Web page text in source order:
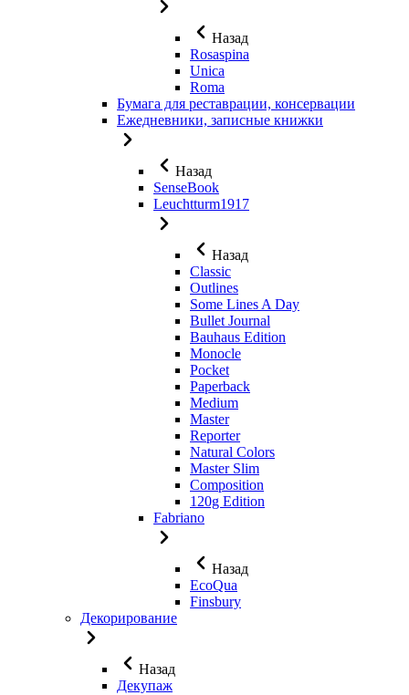
Назад
Rosaspina
Unica
Roma
Бумага для реставрации, консервации
Ежедневники, записные книжки
Назад
SenseBook
Leuchtturm1917
Назад
Classic
Outlines
Some Lines A Day
Bullet Journal
Bauhaus Edition
Monocle
Pocket
Paperback
Medium
Master
Reporter
Natural Colors
Master Slim
Composition
120g Edition
Fabriano
Назад
EcoQua
Finsbury
Декорирование
Назад
Декупаж